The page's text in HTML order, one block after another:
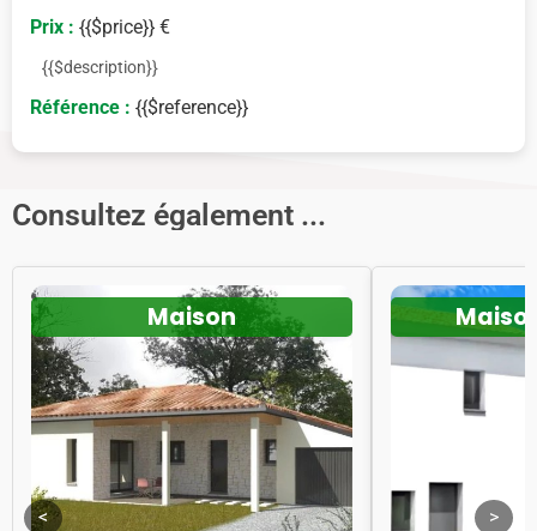
Prix : {{$price}} €
{{$description}}
Référence : {{$reference}}
Consultez également ...
<
Maison
>